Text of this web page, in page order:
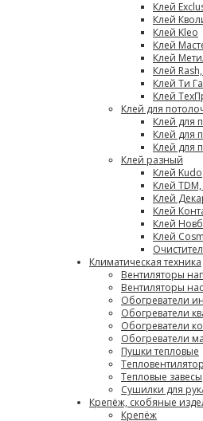
Клей
Клей
Клей Kleo
Клей
Клей
Клей
Клей Ти
Клей
Клей для
Клей для
Клей для
Клей для
Клей разный
Клей Kudo
Клей
Клей
Клей
Клей
Клей
Климатическая техника
Вентиляторы
Вентиляторы
Обогреватели
Обогреватели
Обогреватели
Обогреватели
Пушки тепловые
Тепловые завесы
Сушилки для
Крепёж, скобяные
Крепёж